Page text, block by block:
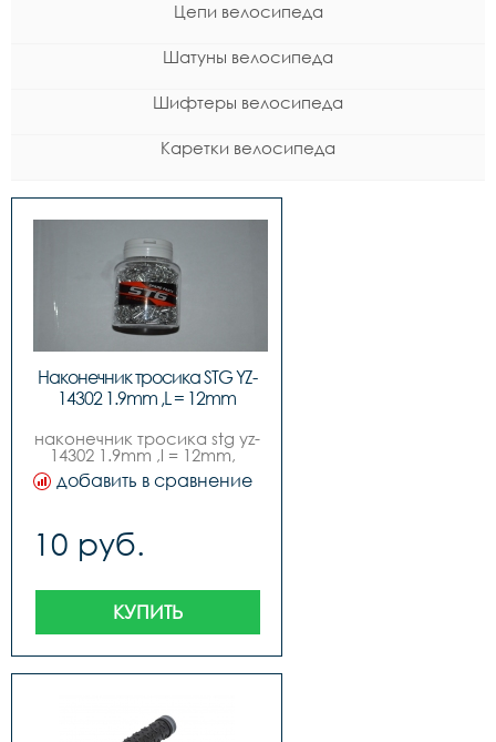
Цепи велосипеда
Шатуны велосипеда
Шифтеры велосипеда
Каретки велосипеда
Наконечник тросика STG YZ-
14302 1.9mm ,L = 12mm
наконечник тросика stg yz-
14302 1.9mm ,l = 12mm,
инд. упак 500 шт в упак
добавить в сравнение
10 руб.
КУПИТЬ